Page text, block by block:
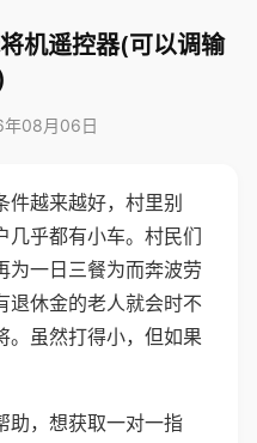
机遥控器(可以调输
年08月06日
件越来越好，村里别
几乎都有小车。村民们
为一日三餐为而奔波劳
退休金的老人就会时不
。虽然打得小，但如果
助，想获取一对一指